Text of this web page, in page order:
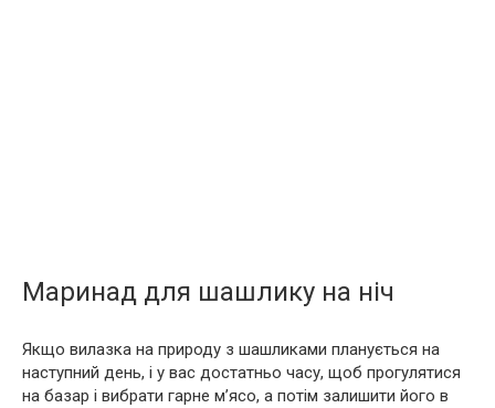
Маринад для шашлику на ніч
Якщо вилазка на природу з шашликами планується на
наступний день, і у вас достатньо часу, щоб прогулятися
на базар і вибрати гарне м’ясо, а потім залишити його в